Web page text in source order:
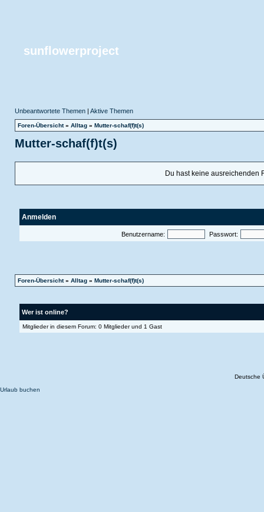
sunflowerproject
Unbeantwortete Themen| Aktive Themen
Foren-Übersicht» Alltag» Mutter-schaf(f)t(s)
Mutter-schaf(f)t(s)
Du hast keine ausreichenden
Anmelden
Benutzername: Passwort:
Foren-Übersicht» Alltag» Mutter-schaf(f)t(s)
Wer ist online?
Mitglieder in diesem Forum: 0 Mitglieder und 1 Gast
Deutsche
Urlaub buchen